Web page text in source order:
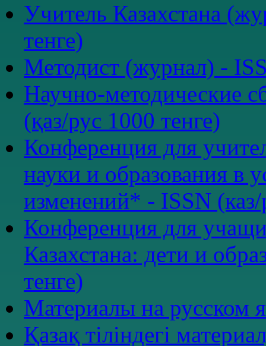
Учитель Казахстана
тенге)
Методист (журнал) -
Научно-методические
(қаз/рус 1000 тенге)
Конференция для
науки и образования в
изменений* - ISSN (каз/
Конференция для
Казахстана: дети и
тенге)
Материалы на русском
Қазақ тіліндегі